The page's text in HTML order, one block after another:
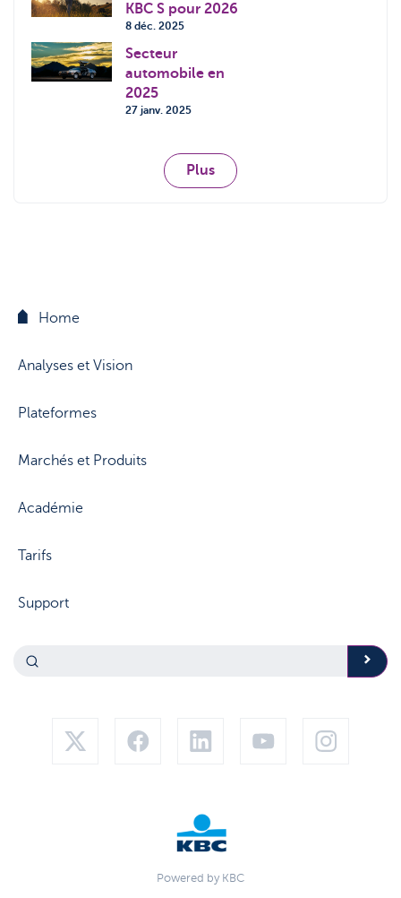
KBC S pour 2026
8 déc. 2025
Secteur
automobile en
2025
27 janv. 2025
Plus
Home
Analyses et Vision
Plateformes
Marchés et Produits
Académie
Tarifs
Support
Powered by KBC